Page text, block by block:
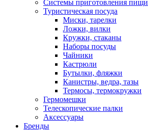
Системы приготовления пищи
Туристическая посуда
Миски, тарелки
Ложки, вилки
Кружки, стаканы
Наборы посуды
Чайники
Кастрюли
Бутылки, фляжки
Канистры, ведра, тазы
Термосы, термокружки
Гермомешки
Телескопические палки
Аксессуары
Бренды